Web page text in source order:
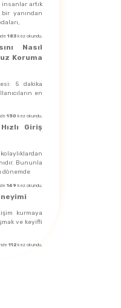
artık
yanından
183 kez okundu.
Nasıl
Koruma
5 dakika
en
150 kez okundu.
Giriş
Bununla
dönemde
149 kez okundu.
kurmaya
ve keyifli
112 kez okundu.